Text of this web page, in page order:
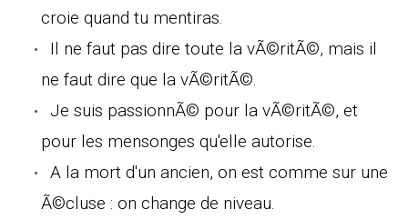
croie quand tu mentiras.
Il ne faut pas dire toute la vÃ©ritÃ©, mais il
ne faut dire que la vÃ©ritÃ©.
Je suis passionnÃ© pour la vÃ©ritÃ©, et
pour les mensonges qu'elle autorise.
A la mort d'un ancien, on est comme sur une
Ã©cluse : on change de niveau.